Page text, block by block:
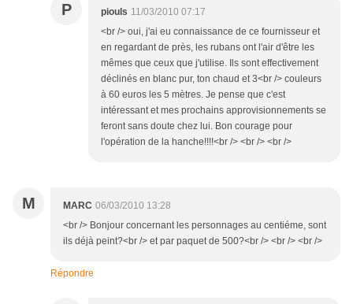
P piouls 11/03/2010 07:17
<br /> oui, j'ai eu connaissance de ce fournisseur et
en regardant de près, les rubans ont l'air d'être les
mêmes que ceux que j'utilise. Ils sont effectivement
déclinés en blanc pur, ton chaud et 3<br /> couleurs
à 60 euros les 5 mètres. Je pense que c'est
intéressant et mes prochains approvisionnements se
feront sans doute chez lui. Bon courage pour
l'opération de la hanche!!!!<br /> <br /> <br />
M MARC 06/03/2010 13:28
<br /> Bonjour concernant les personnages au centiéme, sont
ils déjà peint?<br /> et par paquet de 500?<br /> <br /> <br />
Répondre